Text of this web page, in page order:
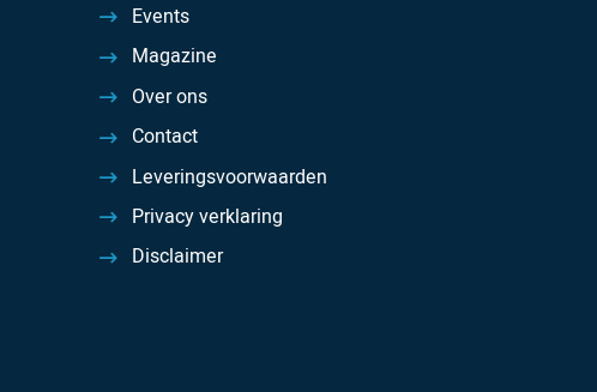
Events
Magazine
Over ons
Contact
Leveringsvoorwaarden
Privacy verklaring
Disclaimer